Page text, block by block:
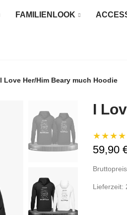
FAMILIENLOOK
I Love Her/Him Beary much Hoodie
I
59,90
Bruttopreis
Lieferzeit: